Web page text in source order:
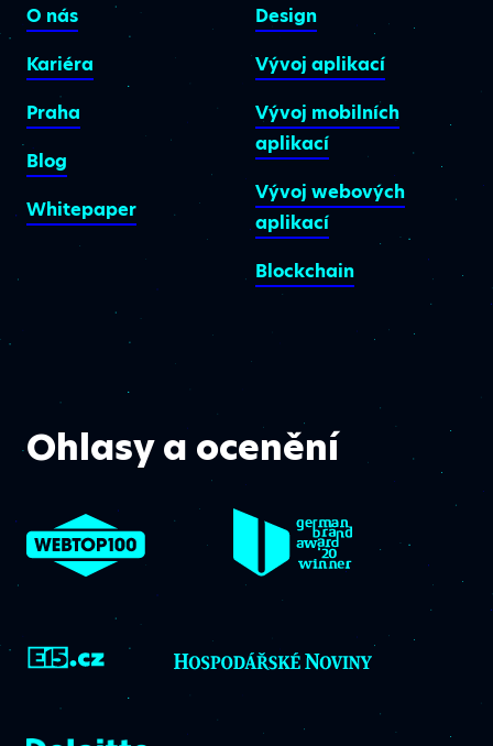
O nás
Kariéra
Praha
Blog
Whitepaper
Design
Vývoj aplikací
Vývoj mobilních
aplikací
Vývoj webových
aplikací
Blockchain
Ohlasy a ocenění